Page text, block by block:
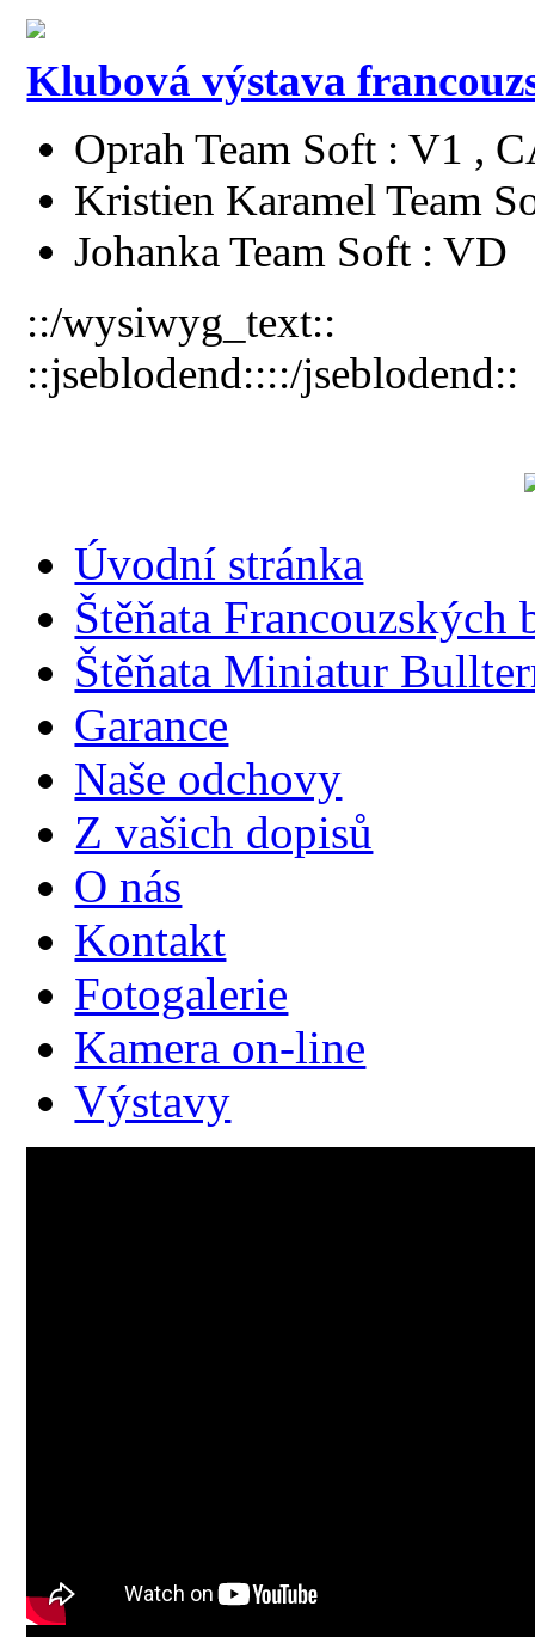
Klubová výstava
Oprah Team Soft : V1 ,
Kristien Karamel Team
Johanka Team Soft : VD
::/wysiwyg_text::
::jseblodend::::/jseblodend::
Úvodní stránka
Štěňata Francouzských
Štěňata Miniatur
Garance
Naše odchovy
Z vašich dopisů
O nás
Kontakt
Fotogalerie
Kamera on-line
Výstavy